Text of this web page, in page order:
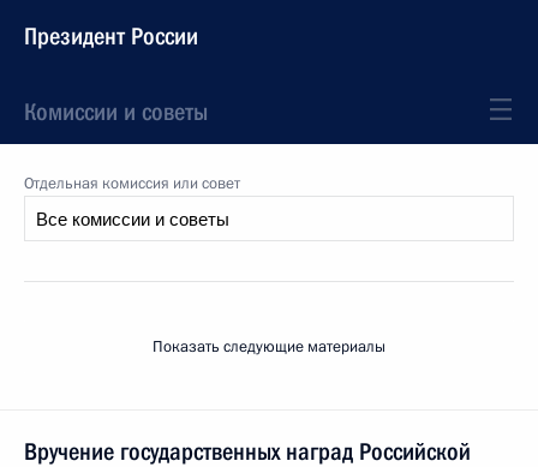
Президент России
Комиссии и советы
Отдельная комиссия или совет
Показать следующие материалы
Вручение государственных наград Российской